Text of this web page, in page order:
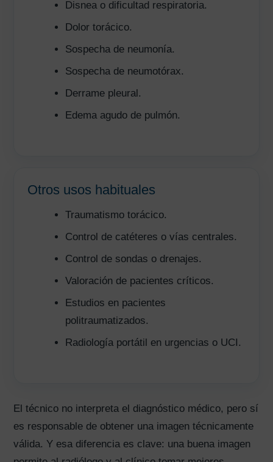
Disnea o dificultad respiratoria.
Dolor torácico.
Sospecha de neumonía.
Sospecha de neumotórax.
Derrame pleural.
Edema agudo de pulmón.
Otros usos habituales
Traumatismo torácico.
Control de catéteres o vías centrales.
Control de sondas o drenajes.
Valoración de pacientes críticos.
Estudios en pacientes
politraumatizados.
Radiología portátil en urgencias o UCI.
El técnico no interpreta el diagnóstico médico, pero sí
es responsable de obtener una imagen técnicamente
válida. Y esa diferencia es clave: una buena imagen